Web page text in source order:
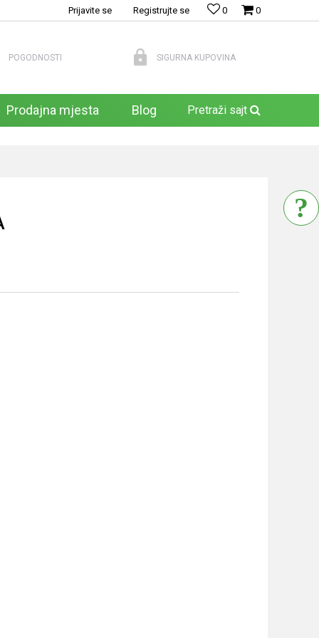
0
0
Prijavite se Registrujte se
POGODNOSTI SIGURNA KUPOVINA
Prodajna mjesta Blog Pretraži sajt